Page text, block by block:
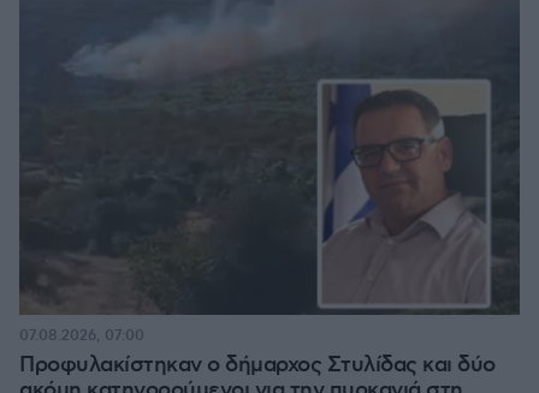
Προφυλακίστηκαν ο δήμαρχος Στυλίδας και δύο
07.08.2026, 07:00